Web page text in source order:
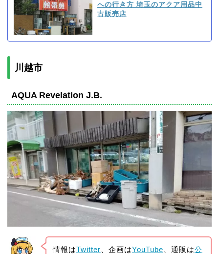
への行き方 埼玉のアクア用品中
古販売店
川越市
AQUA Revelation J.B.
情報はTwitter 、企画はYouTube 、通販は公